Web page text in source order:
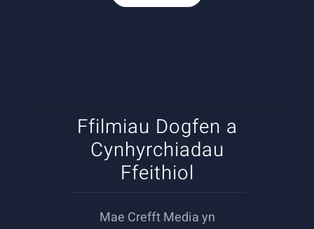
Ffilmiau Dogfen a
Cynhyrchiadau
Ffeithiol
Mae Crefft Media yn